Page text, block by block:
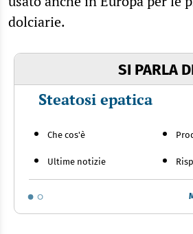
dolciarie.
SI PARLA
Steatosi epatica
Che cos'è
Ultime notizie